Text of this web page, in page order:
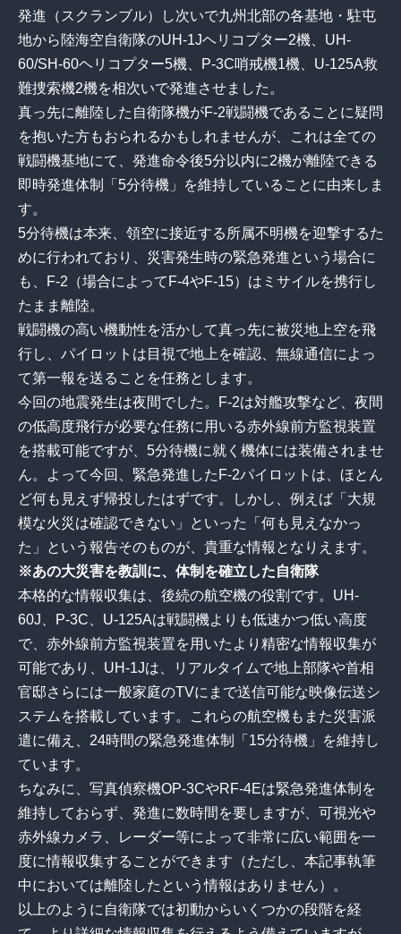
発進（スクランブル）し次いで九州北部の各基地・駐屯
地から陸海空自衛隊のUH-1Jヘリコプター2機、UH-
60/SH-60ヘリコプター5機、P-3C哨戒機1機、U-125A救
難捜索機2機を相次いで発進させました。
真っ先に離陸した自衛隊機がF-2戦闘機であることに疑問
を抱いた方もおられるかもしれませんが、これは全ての
戦闘機基地にて、発進命令後5分以内に2機が離陸できる
即時発進体制「5分待機」を維持していることに由来しま
す。
5分待機は本来、領空に接近する所属不明機を迎撃するた
めに行われており、災害発生時の緊急発進という場合に
も、F-2（場合によってF-4やF-15）はミサイルを携行し
たまま離陸。
戦闘機の高い機動性を活かして真っ先に被災地上空を飛
行し、パイロットは目視で地上を確認、無線通信によっ
て第一報を送ることを任務とします。
今回の地震発生は夜間でした。F-2は対艦攻撃など、夜間
の低高度飛行が必要な任務に用いる赤外線前方監視装置
を搭載可能ですが、5分待機に就く機体には装備されませ
ん。よって今回、緊急発進したF-2パイロットは、ほとん
ど何も見えず帰投したはずです。しかし、例えば「大規
模な火災は確認できない」といった「何も見えなかっ
た」という報告そのものが、貴重な情報となりえます。
※あの大災害を教訓に、体制を確立した自衛隊
本格的な情報収集は、後続の航空機の役割です。UH-
60J、P-3C、U-125Aは戦闘機よりも低速かつ低い高度
で、赤外線前方監視装置を用いたより精密な情報収集が
可能であり、UH-1Jは、リアルタイムで地上部隊や首相
官邸さらには一般家庭のTVにまで送信可能な映像伝送シ
ステムを搭載しています。これらの航空機もまた災害派
遣に備え、24時間の緊急発進体制「15分待機」を維持し
ています。
ちなみに、写真偵察機OP-3CやRF-4Eは緊急発進体制を
維持しておらず、発進に数時間を要しますが、可視光や
赤外線カメラ、レーダー等によって非常に広い範囲を一
度に情報収集することができます（ただし、本記事執筆
中においては離陸したという情報はありません）。
以上のように自衛隊では初動からいくつかの段階を経